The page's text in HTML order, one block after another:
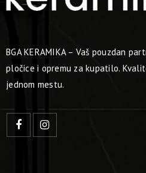
BGA KERAMIKA – Vaš pouzdan
pločice i opremu za kupatilo.
jednom mestu.